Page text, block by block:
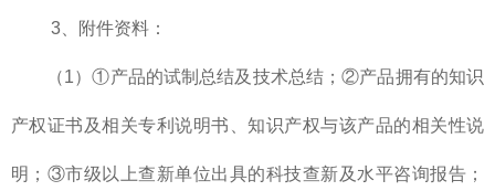
3、附件资料：
（1）①产品的试制总结及技术总结；②产品拥有的知识
产权证书及相关专利说明书、知识产权与该产品的相关性说
明；③市级以上查新单位出具的科技查新及水平咨询报告；